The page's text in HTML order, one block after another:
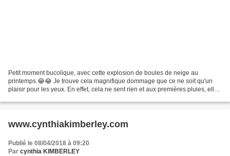
Petit moment bucolique, avec cette explosion de boules de neige au
printemps.😂😂 Je trouve cela magnifique dommage que ce ne soit qu'un
plaisir pour les yeux. En effet, cela ne sent rien et aux premières pluies, elles
www.cynthiakimberley.com
Publié le 08/04/2018 à 09:20
Par cynthia KIMBERLEY